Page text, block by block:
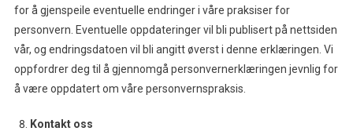
for å gjenspeile eventuelle endringer i våre praksiser for
personvern. Eventuelle oppdateringer vil bli publisert på nettsiden
vår, og endringsdatoen vil bli angitt øverst i denne erklæringen. Vi
oppfordrer deg til å gjennomgå personvernerklæringen jevnlig for
å være oppdatert om våre personvernspraksis.
Kontakt oss